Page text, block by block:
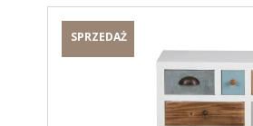
SPRZEDAŻ